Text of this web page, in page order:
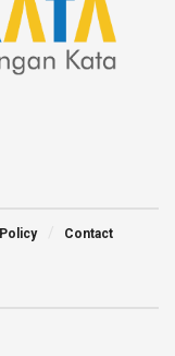
Contact